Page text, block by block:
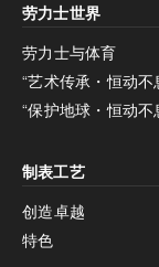
增加对比度
停用
减少动画
减少动画
停用
劳力士世界
劳力士与体育
“艺术传承・恒动不
“保护地球・恒动不
制表工艺
创造卓越
特色